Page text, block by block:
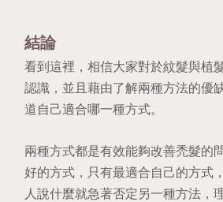
結論
看到這裡，相信大家對於紋髮與植
認識，並且藉由了解兩種方法的優
道自己適合哪一種方式。
兩種方式都是有效能夠改善禿髮的
好的方式，只有最適合自己的方式
人說什麼就急著否定另一種方法，